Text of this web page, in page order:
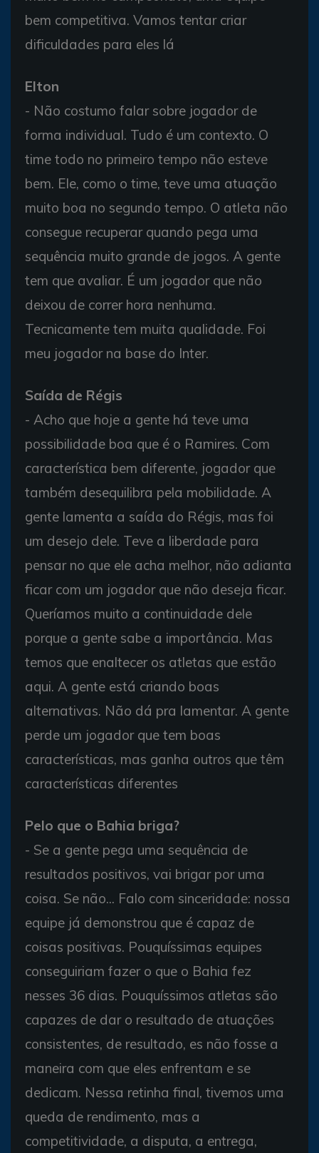
bem competitiva. Vamos tentar criar
dificuldades para eles lá
Elton
- Não costumo falar sobre jogador de
forma individual. Tudo é um contexto. O
time todo no primeiro tempo não esteve
bem. Ele, como o time, teve uma atuação
muito boa no segundo tempo. O atleta não
consegue recuperar quando pega uma
sequência muito grande de jogos. A gente
tem que avaliar. É um jogador que não
deixou de correr hora nenhuma.
Tecnicamente tem muita qualidade. Foi
meu jogador na base do Inter.
Saída de Régis
- Acho que hoje a gente há teve uma
possibilidade boa que é o Ramires. Com
característica bem diferente, jogador que
também desequilibra pela mobilidade. A
gente lamenta a saída do Régis, mas foi
um desejo dele. Teve a liberdade para
pensar no que ele acha melhor, não adianta
ficar com um jogador que não deseja ficar.
Queríamos muito a continuidade dele
porque a gente sabe a importância. Mas
temos que enaltecer os atletas que estão
aqui. A gente está criando boas
alternativas. Não dá pra lamentar. A gente
perde um jogador que tem boas
características, mas ganha outros que têm
características diferentes
Pelo que o Bahia briga?
- Se a gente pega uma sequência de
resultados positivos, vai brigar por uma
coisa. Se não... Falo com sinceridade: nossa
equipe já demonstrou que é capaz de
coisas positivas. Pouquíssimas equipes
conseguiriam fazer o que o Bahia fez
nesses 36 dias. Pouquíssimos atletas são
capazes de dar o resultado de atuações
consistentes, de resultado, es não fosse a
maneira com que eles enfrentam e se
dedicam. Nessa retinha final, tivemos uma
queda de rendimento, mas a
competitividade, a disputa, a entrega,